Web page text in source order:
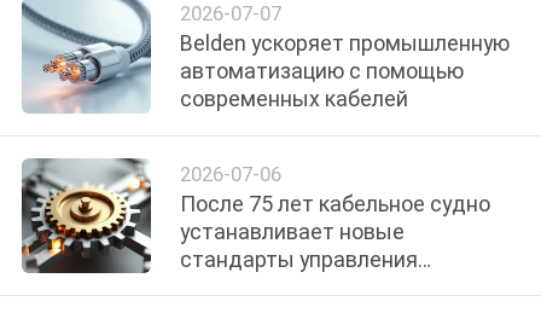
NEWS
КАРТА
САЙТА
ПОЛИТИКА
КОНФИДЕНЦИАЛЬНОСТИ
2026-07-07
Belden ускоряет промышленную
автоматизацию с помощью
современных кабелей
2026-07-06
После 75 лет кабельное судно
устанавливает новые
стандарты управления